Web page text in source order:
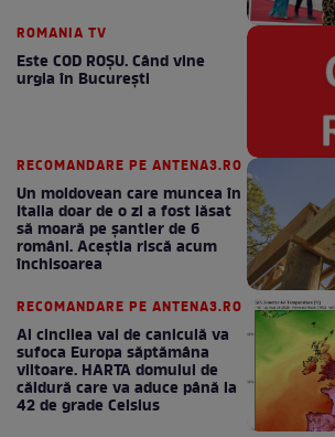
ROMANIA TV
Este COD ROŞU. Când vine
urgia în Bucureşti
RECOMANDARE PE ANTENA3.RO
Un moldovean care muncea în
Italia doar de o zi a fost lăsat
să moară pe şantier de 6
români. Aceștia riscă acum
închisoarea
RECOMANDARE PE ANTENA3.RO
Al cincilea val de caniculă va
sufoca Europa săptămâna
viitoare. HARTA domului de
căldură care va aduce până la
42 de grade Celsius